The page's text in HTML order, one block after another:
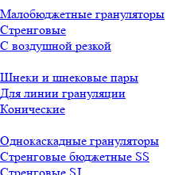
Малобюджетные грануляторы
Стренговые
С воздушной резкой
Шнеки и шнековые пары
Для линии грануляции
Конические
Однокаскадные грануляторы
Стренговые бюджетные SS